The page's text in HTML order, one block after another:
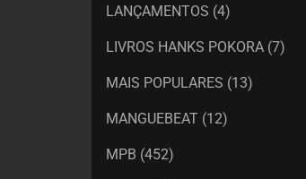
LANÇAMENTOS (4)
LIVROS HANKS POKORA (7)
MAIS POPULARES (13)
MANGUEBEAT (12)
MPB (452)